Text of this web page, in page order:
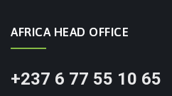
AFRICA HEAD OFFICE
+237 6 77 55 10 65